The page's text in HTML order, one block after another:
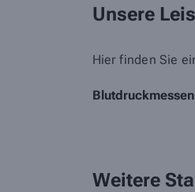
Unsere
Hier finden Sie
Blutdruckmessen
Weitere